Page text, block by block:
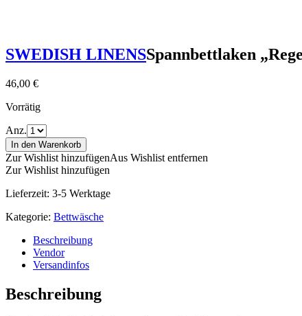
SWEDISH LINENSSpannbettlaken
46,00 €
Vorrätig
Anz.
In den Warenkorb
Zur Wishlist hinzufügenAus Wishlist entfernen
Zur Wishlist hinzufügen
Lieferzeit: 3-5 Werktage
Kategorie: Bettwäsche
Beschreibung
Vendor
Versandinfos
Beschreibung